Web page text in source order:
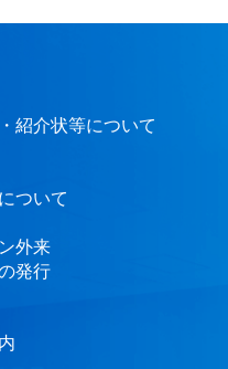
紹介状等について
ついて
外来
発行